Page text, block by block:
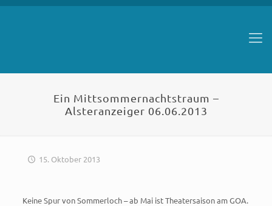
Ein Mittsommernachtstraum –
Alsteranzeiger 06.06.2013
15. Oktober 2013
Keine Spur von Sommerloch – ab Mai ist Theatersaison am GOA.